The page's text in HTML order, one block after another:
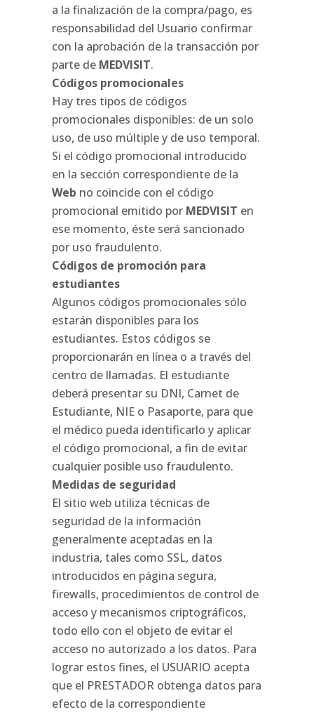
a la finalización de la compra/pago, es
responsabilidad del Usuario confirmar
con la aprobación de la transacción por
parte de MEDVISIT.
Códigos promocionales
Hay tres tipos de códigos
promocionales disponibles: de un solo
uso, de uso múltiple y de uso temporal.
Si el código promocional introducido
en la sección correspondiente de la
Web no coincide con el código
promocional emitido por MEDVISIT en
ese momento, éste será sancionado
por uso fraudulento.
Códigos de promoción para
estudiantes
Algunos códigos promocionales sólo
estarán disponibles para los
estudiantes. Estos códigos se
proporcionarán en línea o a través del
centro de llamadas. El estudiante
deberá presentar su DNI, Carnet de
Estudiante, NIE o Pasaporte, para que
el médico pueda identificarlo y aplicar
el código promocional, a fin de evitar
cualquier posible uso fraudulento.
Medidas de seguridad
El sitio web utiliza técnicas de
seguridad de la información
generalmente aceptadas en la
industria, tales como SSL, datos
introducidos en página segura,
firewalls, procedimientos de control de
acceso y mecanismos criptográficos,
todo ello con el objeto de evitar el
acceso no autorizado a los datos. Para
lograr estos fines, el USUARIO acepta
que el PRESTADOR obtenga datos para
efecto de la correspondiente